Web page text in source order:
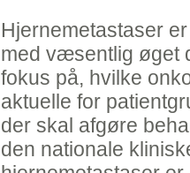
Hjernemetastaser
med væsentlig øget
fokus på, hvilke
aktuelle for
der skal afgøre
den nationale